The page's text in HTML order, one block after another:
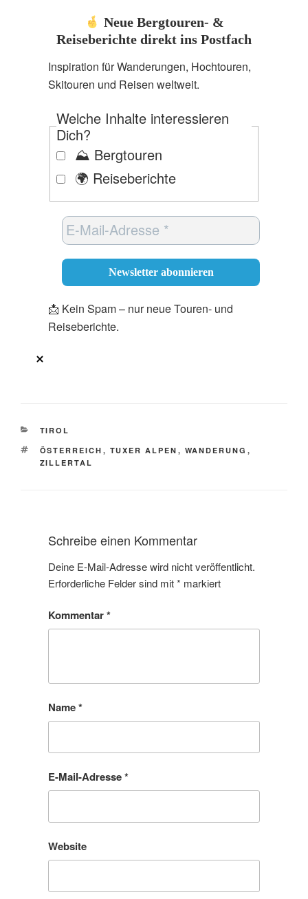
Neue Bergtouren- &
Reiseberichte direkt ins Postfach
Inspiration für Wanderungen, Hochtouren,
Skitouren und Reisen weltweit.
Welche Inhalte interessieren
Dich?
⛰️ Bergtouren
🌍 Reiseberichte
📩 Kein Spam – nur neue Touren- und
Reiseberichte.
KATEGORIEN
TIROL
SCHLAGWÖRTER
ÖSTERREICH , TUXER ALPEN , WANDERUNG ,
ZILLERTAL
Schreibe einen Kommentar
Deine E-Mail-Adresse wird nicht veröffentlicht.
Erforderliche Felder sind mit* markiert
Kommentar*
Name*
E-Mail-Adresse*
Website